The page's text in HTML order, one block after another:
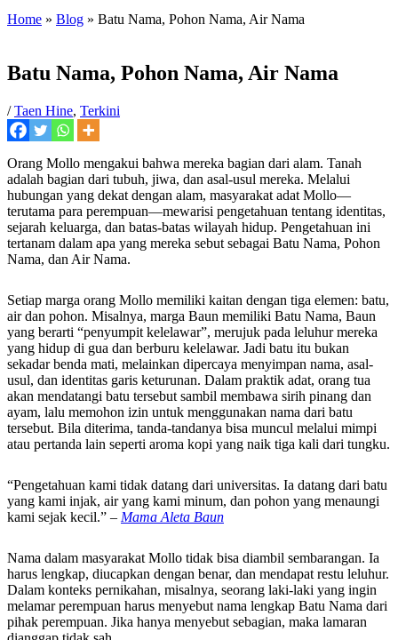
Home » Blog » Batu Nama, Pohon Nama, Air Nama
Batu Nama, Pohon Nama, Air Nama
/Taen Hine, Terkini
Orang Mollo mengakui bahwa mereka bagian dari alam. Tanah
adalah bagian dari tubuh, jiwa, dan asal-usul mereka. Melalui
hubungan yang dekat dengan alam, masyarakat adat Mollo—
terutama para perempuan—mewarisi pengetahuan tentang identitas,
sejarah keluarga, dan batas-batas wilayah hidup. Pengetahuan ini
tertanam dalam apa yang mereka sebut sebagai Batu Nama, Pohon
Nama, dan Air Nama.
Setiap marga orang Mollo memiliki kaitan dengan tiga elemen: batu,
air dan pohon. Misalnya, marga Baun memiliki Batu Nama, Baun
yang berarti “penyumpit kelelawar”, merujuk pada leluhur mereka
yang hidup di gua dan berburu kelelawar. Jadi batu itu bukan
sekadar benda mati, melainkan dipercaya menyimpan nama, asal-
usul, dan identitas garis keturunan. Dalam praktik adat, orang tua
akan mendatangi batu tersebut sambil membawa sirih pinang dan
ayam, lalu memohon izin untuk menggunakan nama dari batu
tersebut. Bila diterima, tanda-tandanya bisa muncul melalui mimpi
atau pertanda lain seperti aroma kopi yang naik tiga kali dari tungku.
“Pengetahuan kami tidak datang dari universitas. Ia datang dari batu
yang kami injak, air yang kami minum, dan pohon yang menaungi
kami sejak kecil.” – Mama Aleta Baun
Nama dalam masyarakat Mollo tidak bisa diambil sembarangan. Ia
harus lengkap, diucapkan dengan benar, dan mendapat restu leluhur.
Dalam konteks pernikahan, misalnya, seorang laki-laki yang ingin
melamar perempuan harus menyebut nama lengkap Batu Nama dari
pihak perempuan. Jika hanya menyebut sebagian, maka lamaran